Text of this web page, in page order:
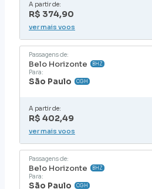
A partir de:
R$ 374,90
ver mais voos
Passagens de:
Belo Horizonte BHZ
Para:
São Paulo CGH
A partir de:
R$ 402,49
ver mais voos
Passagens de:
Belo Horizonte BHZ
Para:
São Paulo CGH